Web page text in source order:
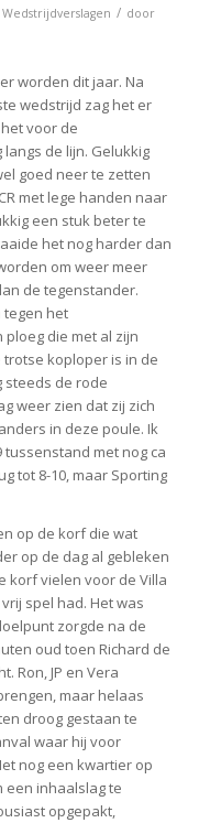
Wedstrijdverslagen / door
worden dit jaar. Na
wedstrijd zag het er
voor de
de lijn. Gelukkig
goed neer te zetten
met lege handen naar
een stuk beter te
het nog harder dan
om weer meer
de tegenstander.
tegen het
ploeg die met al zijn
koploper is in de
steeds de rode
weer zien dat zij zich
in deze poule. Ik
met nog ca
tot 8-10, maar Sporting
op de korf die wat
op de dag al gebleken
korf vielen voor de Villa
spel had. Het was
zorgde na de
oud toen Richard de
Ron, JP en Vera
maar helaas
droog gestaan te
waar hij voor
nog een kwartier op
een inhaalslag te
opgepakt,